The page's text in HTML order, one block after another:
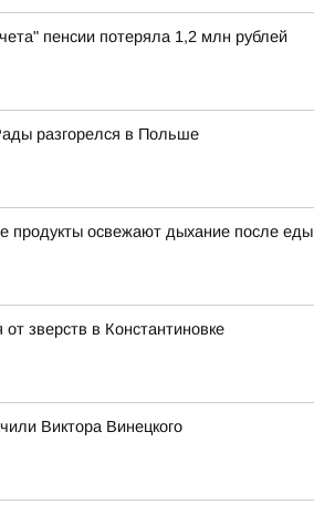
пенсии потеряла 1,2 млн рублей
разгорелся в Польше
продукты освежают дыхание после еды
зверств в Константиновке
Виктора Винецкого